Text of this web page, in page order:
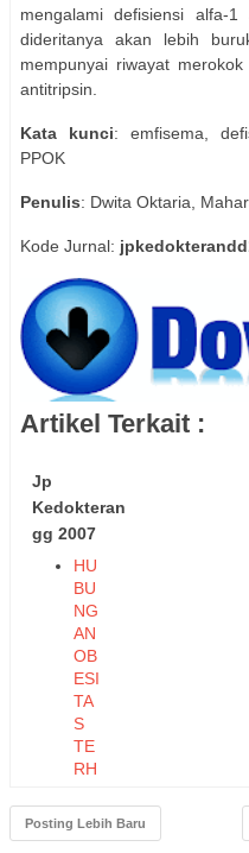
mengalami defisiensi alfa-
dideritanya akan lebih
mempunyai riwayat
antitripsin.
Kata kunci: emfisema,
PPOK
Penulis: Dwita Oktaria,
Kode Jurnal:
Artikel Terkait :
Jp
Kedokteran
gg 2007
HU
BU
NG
AN
OB
ESI
TA
S
TE
RH
AS
Posting Lebih Baru